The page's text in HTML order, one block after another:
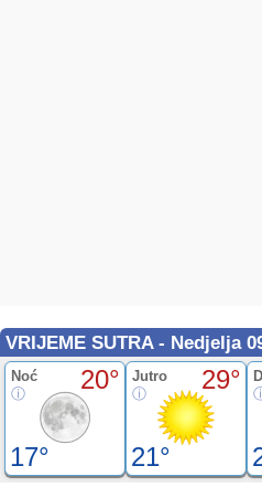
VRIJEME SUTRA - Nedjelja
Noć 20°
17°
Jutro 29°
21°